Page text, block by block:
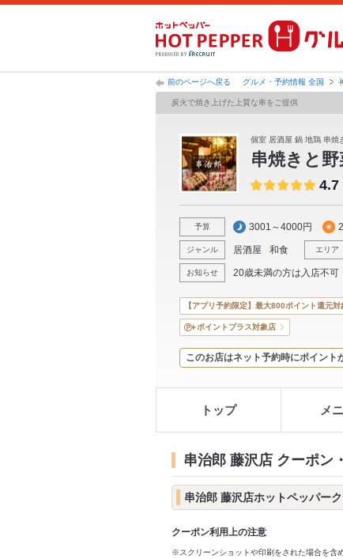
前のページへ戻る グルメ・予約情報 全国
炭火で焼き上げた上質な串をご提供
個室 居酒屋 鍋 地鶏 串
串焼きと
4.7
予算 3001～4000円
ジャンル 居酒屋 和食 エリア
お知らせ 20歳未満の方は入店不可
【アプリ予約限定】最大800ポイント還元対
ポイントプラス対象店
このお店はネット予約時にポイント
トップ メ
串治郎 藤沢店 クーポン
串治郎 藤沢店ホットペッパー
クーポン利用上の注意
※スクリーンショットや印刷をされた場合を含